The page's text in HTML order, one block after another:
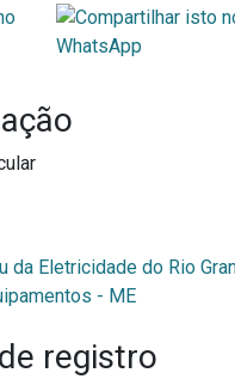
da Eletricidade do Rio
- ME
registro